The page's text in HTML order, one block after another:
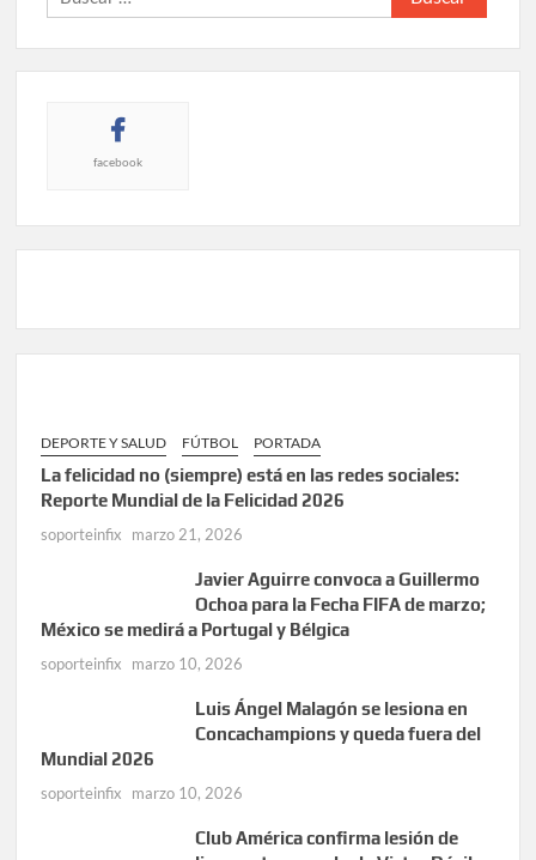
facebook
DEPORTE Y SALUD FÚTBOL PORTADA
La felicidad no (siempre) está en las redes sociales:
Reporte Mundial de la Felicidad 2026
soporteinfix marzo 21, 2026
Javier Aguirre convoca a Guillermo
Ochoa para la Fecha FIFA de marzo;
México se medirá a Portugal y Bélgica
soporteinfix marzo 10, 2026
Luis Ángel Malagón se lesiona en
Concachampions y queda fuera del
Mundial 2026
soporteinfix marzo 10, 2026
Club América confirma lesión de